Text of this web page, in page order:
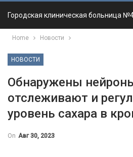
Городская клиническая больница
Home Новости
НОВОСТИ
Обнаружены
отслеживают и
уровень сахара в
On Авг 30, 2023